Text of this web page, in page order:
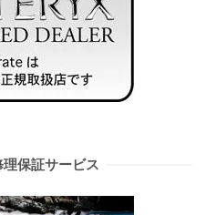
保証サービス